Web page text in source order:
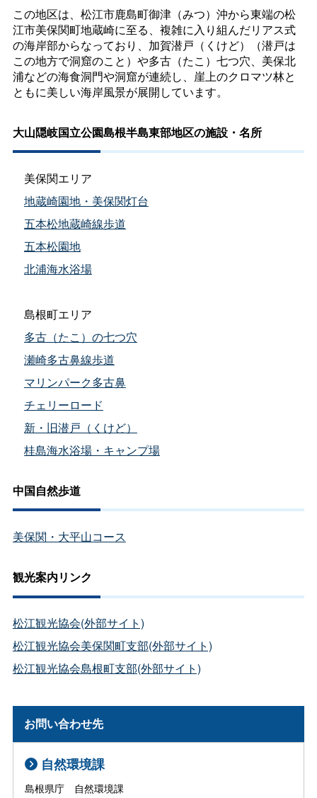
この地区は、松江市鹿島町御津（みつ）沖から東端の松
江市美保関町地蔵崎に至る、複雑に入り組んだリアス式
の海岸部からなっており、加賀潜戸（くけど）（潜戸は
この地方で洞窟のこと）や多古（たこ）七つ穴、美保北
浦などの海食洞門や洞窟が連続し、崖上のクロマツ林と
ともに美しい海岸風景が展開しています。
大山隠岐国立公園島根半島東部地区の施設・名所
美保関エリア
地蔵崎園地・美保関灯台
五本松地蔵崎線歩道
五本松園地
北浦海水浴場
島根町エリア
多古（たこ）の七つ穴
瀬崎多古鼻線歩道
マリンパーク多古鼻
チェリーロード
新・旧潜戸（くけど）
桂島海水浴場・キャンプ場
中国自然歩道
美保関・大平山コース
観光案内リンク
松江観光協会(外部サイト)
松江観光協会美保関町支部(外部サイト)
松江観光協会島根町支部(外部サイト)
お問い合わせ先
自然環境課
島根県庁 自然環境課